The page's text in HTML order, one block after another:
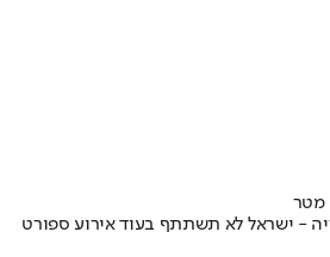
- ישראל לא תשתתף בעוד אירוע ספורט